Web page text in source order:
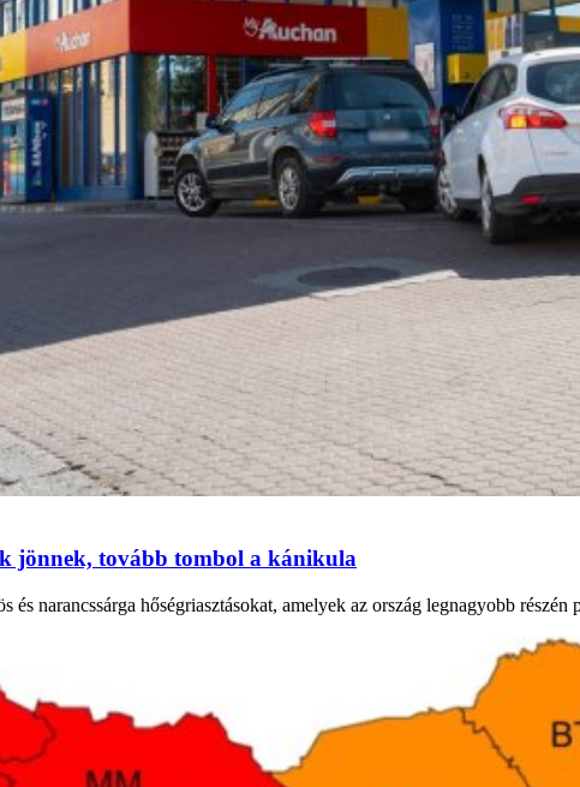
jönnek, tovább tombol a kánikula
narancssárga hőségriasztásokat, amelyek az ország legnagyobb részén